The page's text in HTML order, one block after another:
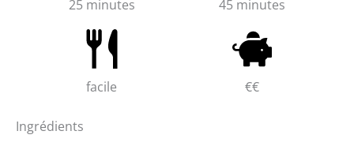
25 minutes 45 minutes
facile €€
Ingrédients